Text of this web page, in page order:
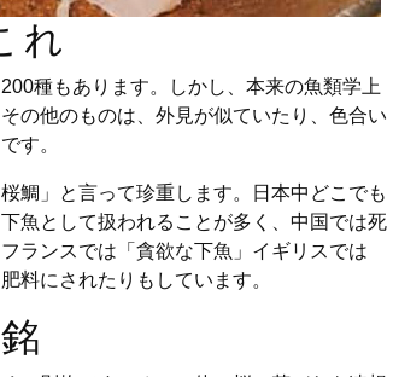
れ
種もあります。しかし、本来の魚類学上
の他のものは、外見が似ていたり、色合い
す。
鯛」と言って珍重します。日本中どこでも
魚として扱われることが多く、中国では死
ランスでは「貪欲な下魚」イギリスでは
料にされたりもしています。